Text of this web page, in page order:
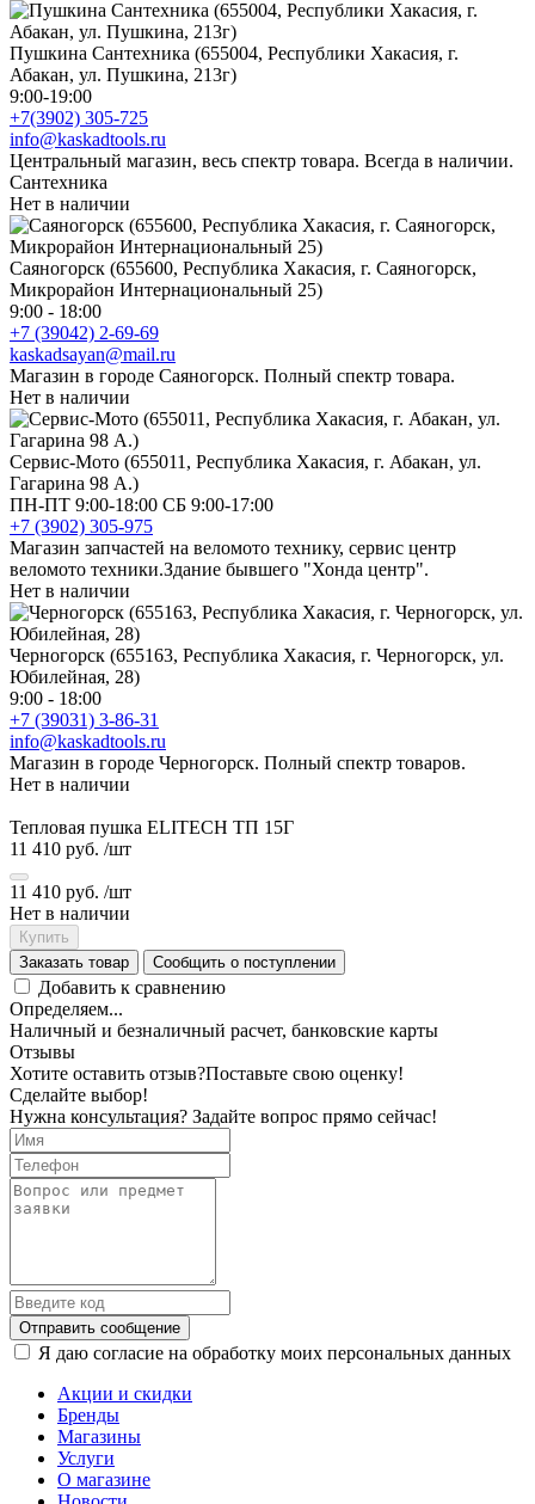
Пушкина Сантехника (655004, Республики Хакасия, г.
Абакан, ул. Пушкина, 213г)
9:00-19:00
+7(3902) 305-725
info@kaskadtools.ru
Центральный магазин, весь спектр товара. Всегда в наличии.
Сантехника
Нет в наличии
Саяногорск (655600, Республика Хакасия, г. Саяногорск,
Микрорайон Интернациональный 25)
9:00 - 18:00
+7 (39042) 2-69-69
kaskadsayan@mail.ru
Магазин в городе Саяногорск. Полный спектр товара.
Нет в наличии
Сервис-Мото (655011, Республика Хакасия, г. Абакан, ул.
Гагарина 98 А.)
ПН-ПТ 9:00-18:00 СБ 9:00-17:00
+7 (3902) 305-975
Магазин запчастей на веломото технику, сервис центр
веломото техники.Здание бывшего "Хонда центр".
Нет в наличии
Черногорск (655163, Республика Хакасия, г. Черногорск, ул.
Юбилейная, 28)
9:00 - 18:00
+7 (39031) 3-86-31
info@kaskadtools.ru
Магазин в городе Черногорск. Полный спектр товаров.
Нет в наличии
Тепловая пушка ELITECH ТП 15Г
11 410 руб. /шт
11 410 руб. /шт
Нет в наличии
Купить
Заказать товар
Сообщить о поступлении
Добавить к сравнению
Определяем...
Наличный и безналичный расчет, банковские карты
Отзывы
Хотите оставить отзыв?Поставьте свою оценку!
Сделайте выбор!
Нужна консультация? Задайте вопрос прямо сейчас!
Отправить сообщение
Я даю согласие на обработку моих персональных данных
Акции и скидки
Бренды
Магазины
Услуги
О магазине